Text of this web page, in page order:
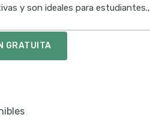
y son ideales para estudiantes.,
GRATUITA